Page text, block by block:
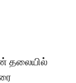
தலையில்